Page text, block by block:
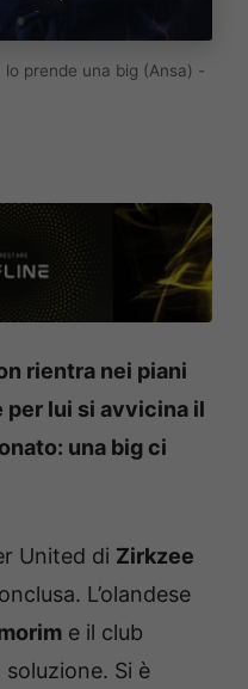
prende una big (Ansa) -
rientra nei piani
per lui si avvicina il
una big ci
United di Zirkzee
L’olandese
e il club
Si è